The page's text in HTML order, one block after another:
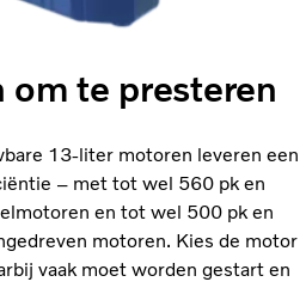
om te presteren
13-liter motoren leveren een
– met tot wel 560 pk en
en tot wel 500 pk en
motoren. Kies de motor
vaak moet worden gestart en